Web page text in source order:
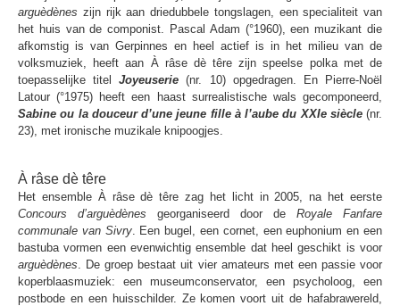
arguèdènes zijn rijk aan driedubbele tongslagen, een specialiteit van
het huis van de componist. Pascal Adam (°1960), een muzikant die
afkomstig is van Gerpinnes en heel actief is in het milieu van de
volksmuziek, heeft aan À râse dè têre zijn speelse polka met de
toepasselijke titelJoyeuserie (nr. 10) opgedragen. En Pierre-Noël
Latour (°1975) heeft een haast surrealistische wals gecomponeerd,
Sabine ou la douceur d’une jeune fille à l’aube du XXIe siècle(nr.
23), met ironische muzikale knipoogjes.
À râse dè têre
Het ensemble À râse dè têre zag het licht in 2005, na het eerste
Concours d’arguèdènes georganiseerd door de Royale Fanfare
communale van Sivry. Een bugel, een cornet, een euphonium en een
bastuba vormen een evenwichtig ensemble dat heel geschikt is voor
arguèdènes . De groep bestaat uit vier amateurs met een passie voor
koperblaasmuziek: een museumconservator, een psycholoog, een
postbode en een huisschilder. Ze komen voort uit de hafabrawereld,